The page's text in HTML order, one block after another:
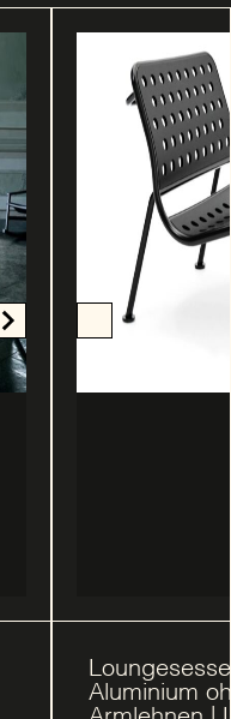
Aluminium